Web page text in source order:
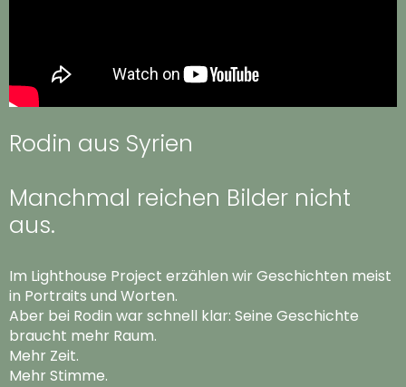
Rodin aus Syrien
Manchmal reichen Bilder nicht
aus.
Im Lighthouse Project erzählen wir Geschichten meist
in Portraits und Worten.
Aber bei Rodin war schnell klar: Seine Geschichte
braucht mehr Raum.
Mehr Zeit.
Mehr Stimme.